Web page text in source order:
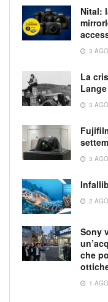
Nital:
3
La
3
3
2
Sony
che
1